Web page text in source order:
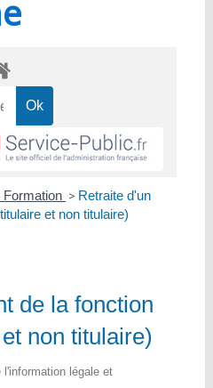
Formation > Retraite d'un
et non titulaire)
de la fonction
non titulaire)
légale et